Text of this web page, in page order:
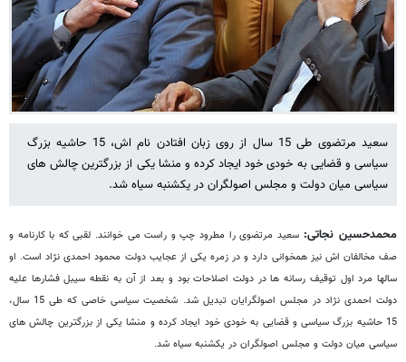
سعید مرتضوی طی 15 سال از روی زبان افتادن نام اش، 15 حاشیه بزرگ
سیاسی و قضایی به خودی خود ایجاد کرده و منشا یکی از بزرگترین چالش های
سیاسی میان دولت و مجلس اصولگران در یکشنبه سیاه شد.
محمدحسین نجاتی:سعید مرتضوی را مطرود چپ و راست می خوانند. لقبی که با کارنامه و
صف مخالفان اش نیز همخوانی دارد و در زمره یکی از عجایب دولت محمود احمدی نژاد است. او
سالها مرد اول توقیف رسانه ها در دولت اصلاحات بود و بعد از آن به نقطه سیبل فشارها علیه
دولت احمدی نژاد در مجلس اصولگرایان تبدیل شد. شخصیت سیاسی خاصی که طی 15 سال،
15 حاشیه بزرگ سیاسی و قضایی به خودی خود ایجاد کرده و منشا یکی از بزرگترین چالش های
سیاسی میان دولت و مجلس اصولگران در یکشنبه سیاه شد.